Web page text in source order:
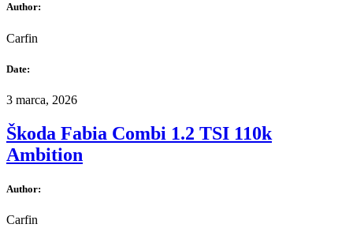
Author:
Carfin
Date:
3 marca, 2026
Škoda Fabia Combi 1.2 TSI 110k
Ambition
Author:
Carfin